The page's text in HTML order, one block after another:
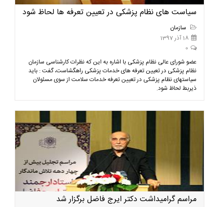
سیاست های نظام پزشکی در تعیین تعرفه ها لحاظ شود
سازمان
18 آذر 1397
0
عضو شورای عالی نظام پزشکی با اشاره به این که نظرات کارشناسی سازمان
نظام پزشکی در تعیین تعرفه های خدمات پزشکی راهگشاست، گفت : باید
سیاستهای نظام پزشکی در تعیین تعرفه خدمات سلامت از سوی مسئولان
ذیربط لحاظ شود.
مراسم گرامیداشت دکتر ایرج فاضل برگزار شد